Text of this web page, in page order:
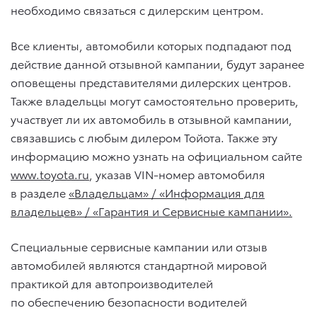
необходимо связаться с дилерским центром.
Все клиенты, автомобили которых подпадают под
действие данной отзывной кампании, будут заранее
оповещены представителями дилерских центров.
Также владельцы могут самостоятельно проверить,
участвует ли их автомобиль в отзывной кампании,
связавшись с любым дилером Тойота. Также эту
информацию можно узнать на официальном сайте
www.toyota.ru , указав VIN-номер автомобиля
в разделе«Владельцам» / «Информация для
владельцев» / «Гарантия и Сервисные кампании».
Специальные сервисные кампании или отзыв
автомобилей являются стандартной мировой
практикой для автопроизводителей
по обеспечению безопасности водителей